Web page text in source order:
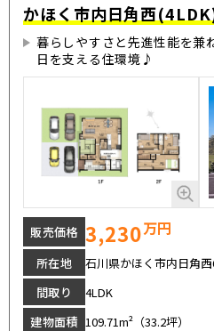
かほく市内日角西
暮らしやすさと先進性能を
日を支える住環境♪
販売価格 3,230万円
所在地
石川県かほく市内日角
間取り
4LDK
建物面積 109.71m²（33.2坪）